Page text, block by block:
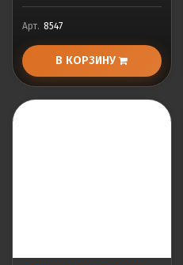
Арт. 8547
В КОРЗИНУ